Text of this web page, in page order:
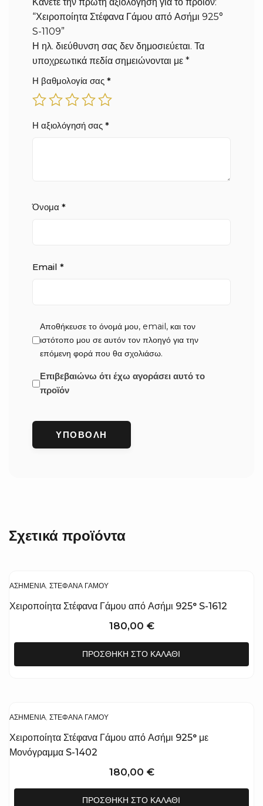
Κάνετε την πρώτη αξιολόγηση για το προϊόν:
“Χειροποίητα Στέφανα Γάμου από Ασήμι 925°
S-1109”
Η ηλ. διεύθυνση σας δεν δημοσιεύεται. Τα
υποχρεωτικά πεδία σημειώνονται με *
Η βαθμολογία σας *
Η αξιολόγησή σας *
Όνομα *
Email *
Αποθήκευσε το όνομά μου, email, και τον
ιστότοπο μου σε αυτόν τον πλοηγό για την
επόμενη φορά που θα σχολιάσω.
Επιβεβαιώνω ότι έχω αγοράσει αυτό το
προϊόν
Σχετικά προϊόντα
ΑΣΗΜΈΝΙΑ, ΣΤΈΦΑΝΑ ΓΆΜΟΥ
Χειροποίητα Στέφανα Γάμου από Ασήμι 925° S-1612
180,00 €
ΠΡΟΣΘΉΚΗ ΣΤΟ ΚΑΛΆΘΙ
ΑΣΗΜΈΝΙΑ, ΣΤΈΦΑΝΑ ΓΆΜΟΥ
Χειροποίητα Στέφανα Γάμου από Ασήμι 925° με
Μονόγραμμα S-1402
180,00 €
ΠΡΟΣΘΉΚΗ ΣΤΟ ΚΑΛΆΘΙ